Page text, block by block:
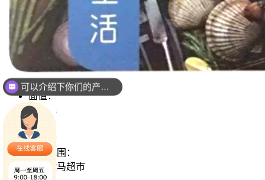
面值：
1000元
属性：
实体卡
使用范围：
全国盒马超市
你们是怎么收费的呢？